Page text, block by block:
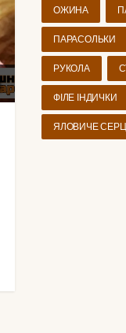
ОЖИНА
ПАРАСОЛЬКИ
РУКОЛА
ФІЛЕ ІНДИЧКИ
ЯЛОВИЧЕ